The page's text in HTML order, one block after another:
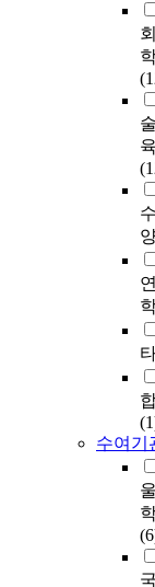
육
수여기